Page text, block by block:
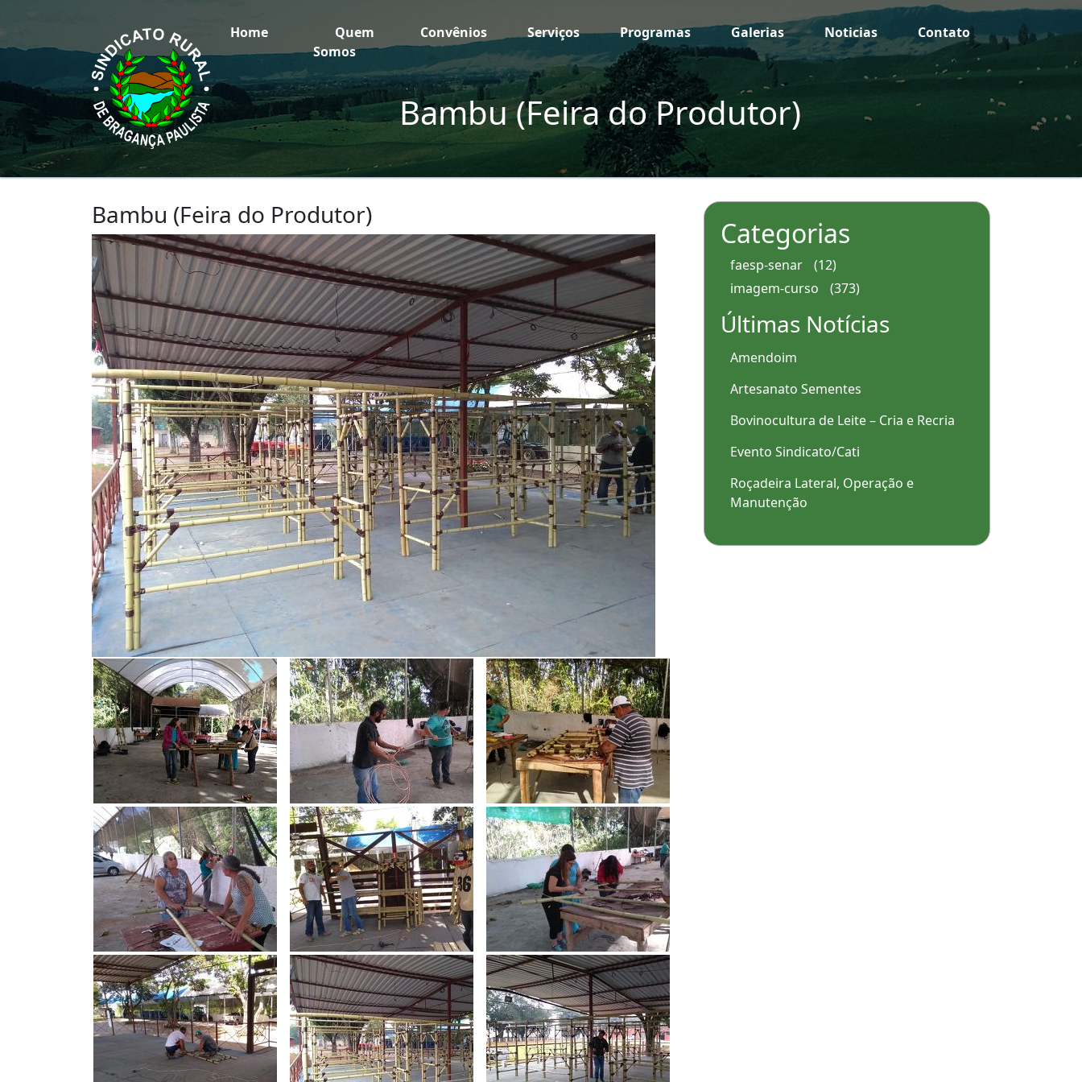
Home
Quem
Somos
Convênios Serviços Programas Galerias Noticias Contato
Bambu (Feira do Produtor)
Bambu (Feira do Produtor)
Categorias
faesp-senar
(12)
imagem-curso
(373)
Últimas Notícias
Amendoim
Artesanato Sementes
Bovinocultura de Leite – Cria e Recria
Evento Sindicato/Cati
Roçadeira Lateral, Operação e
Manutenção